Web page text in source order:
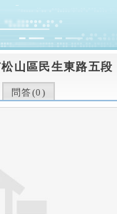
山區民生東路五段
問答(0 )